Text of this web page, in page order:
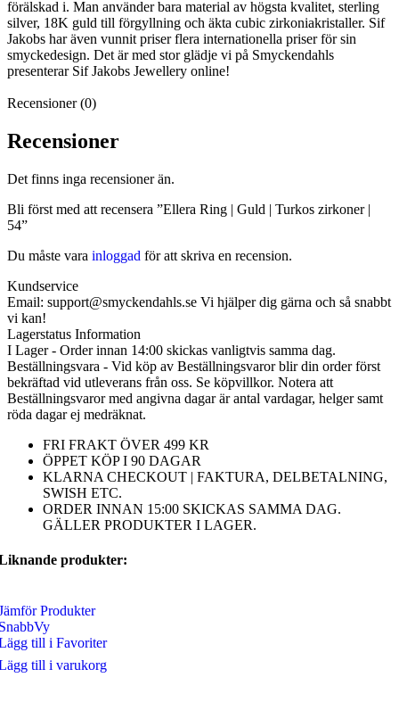
förälskad i. Man använder bara material av högsta kvalitet, sterling
silver, 18K guld till förgyllning och äkta cubic zirkoniakristaller. Sif
Jakobs har även vunnit priser flera internationella priser för sin
smyckedesign. Det är med stor glädje vi på Smyckendahls
presenterar Sif Jakobs Jewellery online!
Recensioner (0)
Recensioner
Det finns inga recensioner än.
Bli först med att recensera ”Ellera Ring | Guld | Turkos zirkoner |
54”
Du måste vara inloggad för att skriva en recension.
Kundservice
Email: support@smyckendahls.se Vi hjälper dig gärna och så snabbt
vi kan!
Lagerstatus Information
I Lager - Order innan 14:00 skickas vanligtvis samma dag.
Beställningsvara - Vid köp av Beställningsvaror blir din order först
bekräftad vid utleverans från oss. Se köpvillkor. Notera att
Beställningsvaror med angivna dagar är antal vardagar, helger samt
röda dagar ej medräknat.
FRI FRAKT ÖVER 499 KR
ÖPPET KÖP I 90 DAGAR
KLARNA CHECKOUT | FAKTURA, DELBETALNING,
SWISH ETC.
ORDER INNAN 15:00 SKICKAS SAMMA DAG.
GÄLLER PRODUKTER I LAGER.
produkter:
Produkter
till i Favoriter
till i varukorg